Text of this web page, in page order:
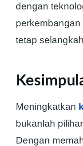
dengan
tetap
Meningkatkan
bukanlah
Dengan